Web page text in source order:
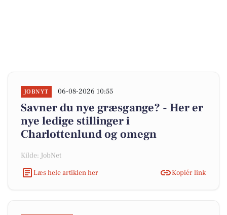
JOBNYT 06-08-2026 10:55
Savner du nye græsgange? - Her er
nye ledige stillinger i
Charlottenlund og omegn
Kilde: JobNet
Læs hele artiklen her
Kopiér link